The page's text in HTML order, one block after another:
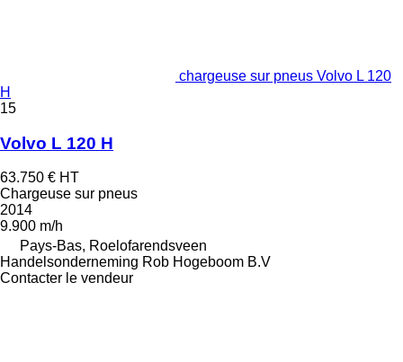
chargeuse sur pneus Volvo L 120
H
15
Volvo L 120 H
63.750 € HT
Chargeuse sur pneus
2014
9.900 m/h
Pays-Bas, Roelofarendsveen
Handelsonderneming Rob Hogeboom B.V
Contacter le vendeur